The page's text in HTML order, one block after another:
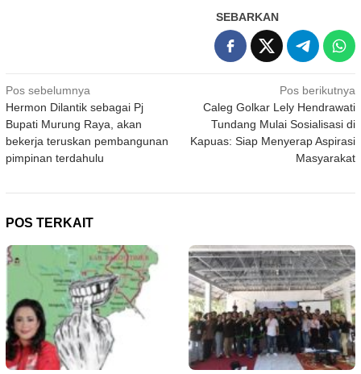
SEBARKAN
Navigasi
pos
Pos sebelumnya
Hermon Dilantik sebagai Pj
Bupati Murung Raya, akan
bekerja teruskan pembangunan
pimpinan terdahulu
Pos berikutnya
Caleg Golkar Lely Hendrawati
Tundang Mulai Sosialisasi di
Kapuas: Siap Menyerap Aspirasi
Masyarakat
POS TERKAIT